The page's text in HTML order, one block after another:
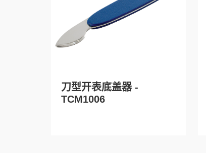
刀型开表底盖器 -
TCM1006